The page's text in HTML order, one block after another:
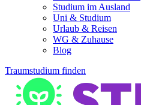
Studium im Ausland
Uni & Studium
Urlaub & Reisen
WG & Zuhause
Blog
Traumstudium finden